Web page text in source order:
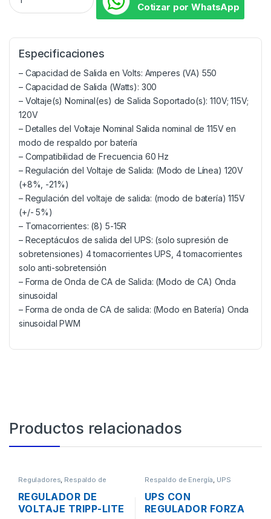
Cotizar por WhatsApp
Especificaciones
– Capacidad de Salida en Volts: Amperes (VA) 550
– Capacidad de Salida (Watts): 300
– Voltaje(s) Nominal(es) de Salida Soportado(s): 110V; 115V;
120V
– Detalles del Voltaje Nominal Salida nominal de 115V en
modo de respaldo por batería
– Compatibilidad de Frecuencia 60 Hz
– Regulación del Voltaje de Salida: (Modo de Línea) 120V
(+8%, -21%)
– Regulación del voltaje de salida: (modo de batería) 115V
(+/- 5%)
– Tomacorrientes: (8) 5-15R
– Receptáculos de salida del UPS: (solo supresión de
sobretensiones) 4 tomacorrientes UPS, 4 tomacorrientes
solo anti-sobretensión
– Forma de Onda de CA de Salida: (Modo de CA) Onda
sinusoidal
– Forma de onda de CA de salida: (Modo en Batería) Onda
sinusoidal PWM
Productos relacionados
Reguladores, Respaldo de
Energía
REGULADOR DE
VOLTAJE TRIPP-LITE
Respaldo de Energía, UPS
UPS CON
REGULADOR FORZA